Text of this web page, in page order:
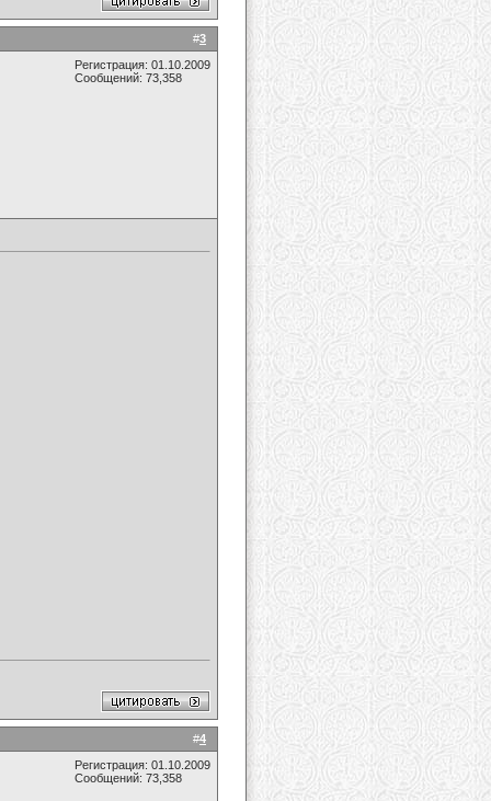
#3
Регистрация: 01.10.2009
Сообщений: 73,358
#4
Регистрация: 01.10.2009
Сообщений: 73,358